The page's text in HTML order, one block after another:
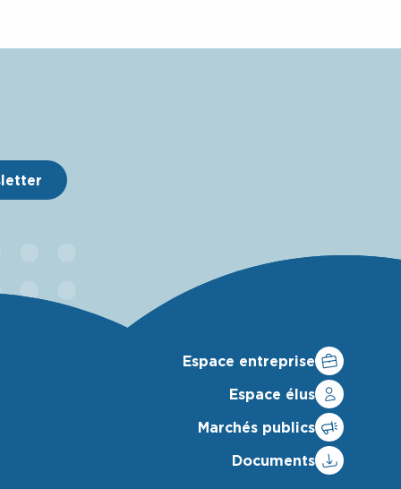
Espace entreprise
Espace élus
Marchés publics
Documents